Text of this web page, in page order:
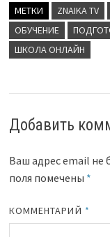
МЕТКИ ZNAIKA TV
ОБУЧЕНИЕ
ШКОЛА ОНЛАЙН
Добавить
Ваш адрес email не
поля помечены *
КОММЕНТАРИЙ *